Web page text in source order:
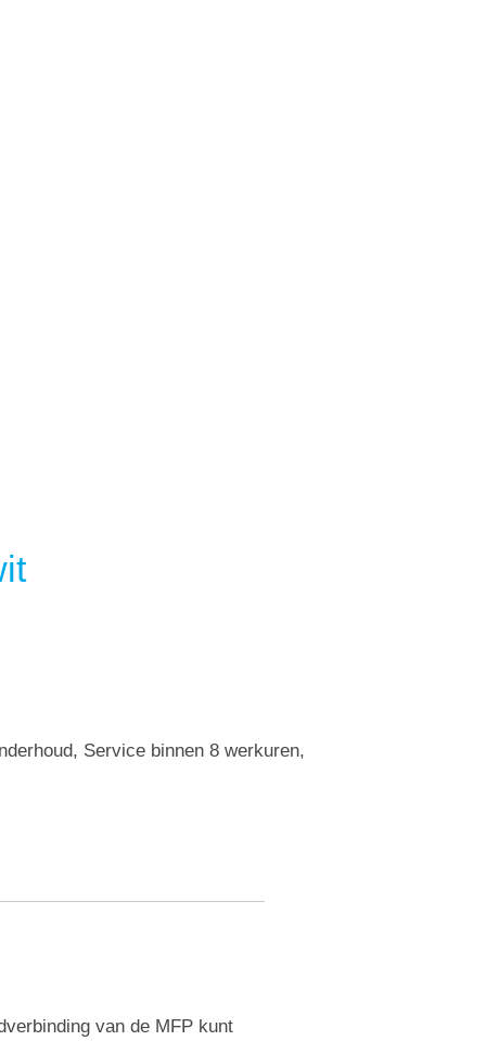
Service binnen 8 werkuren,
van de MFP kunt